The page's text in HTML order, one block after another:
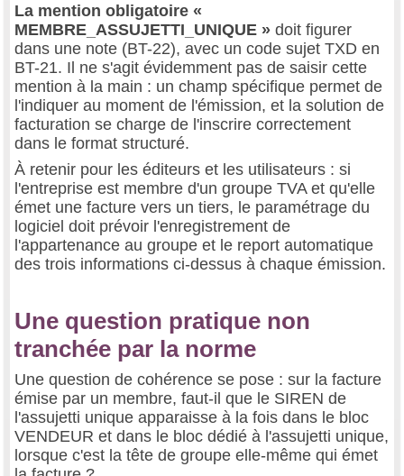
La mention obligatoire «
MEMBRE_ASSUJETTI_UNIQUE » doit figurer
dans une note (BT-22), avec un code sujet TXD en
BT-21. Il ne s'agit évidemment pas de saisir cette
mention à la main : un champ spécifique permet de
l'indiquer au moment de l'émission, et la solution de
facturation se charge de l'inscrire correctement
dans le format structuré.
À retenir pour les éditeurs et les utilisateurs : si
l'entreprise est membre d'un groupe TVA et qu'elle
émet une facture vers un tiers, le paramétrage du
logiciel doit prévoir l'enregistrement de
l'appartenance au groupe et le report automatique
des trois informations ci-dessus à chaque émission.
Une question pratique non
tranchée par la norme
Une question de cohérence se pose : sur la facture
émise par un membre, faut-il que le SIREN de
l'assujetti unique apparaisse à la fois dans le bloc
VENDEUR et dans le bloc dédié à l'assujetti unique,
lorsque c'est la tête de groupe elle-même qui émet